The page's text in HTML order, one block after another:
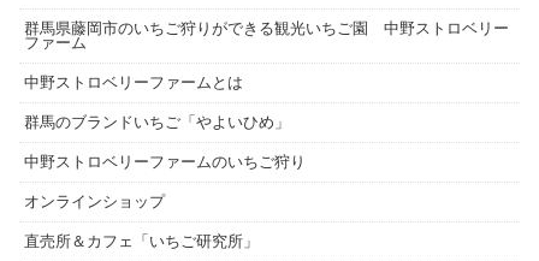
群馬県藤岡市のいちご狩りができる観光いちご園 中野ストロベリー
ファーム
中野ストロベリーファームとは
群馬のブランドいちご「やよいひめ」
中野ストロベリーファームのいちご狩り
オンラインショップ
直売所＆カフェ「いちご研究所」